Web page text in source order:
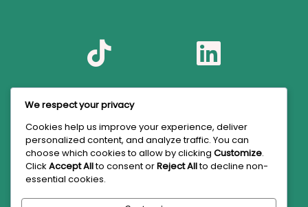
We respect your privacy
Cookies help us improve your experience, deliver
personalized content, and analyze traffic. You can
choose which cookies to allow by clicking Customize.
Click Accept Allto consent orReject Allto decline non-
essential cookies.